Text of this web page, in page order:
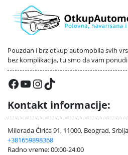
Pouzdan i brz otkup automobila svih
bez komplikacija, tu smo da vam
Facebook
YouTube
Instagram
TikTok
Kontakt informacije:
Milorada Ćirića 91, 11000, Beograd, Srbija
+381659898368
Radno vreme: 00:00-24:00